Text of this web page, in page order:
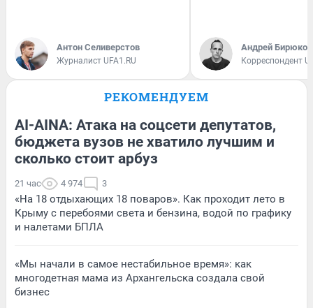
Антон Селиверстов
Журналист UFA1.RU
Андрей Бирюков
Корреспондент
РЕКОМЕНДУЕМ
AI-AINA: Атака на соцсети депутатов,
бюджета вузов не хватило лучшим и
сколько стоит арбуз
21 час 4 974 3
«На 18 отдыхающих 18 поваров». Как проходит лето в
Крыму с перебоями света и бензина, водой по графику
и налетами БПЛА
«Мы начали в самое нестабильное время»: как
многодетная мама из Архангельска создала свой
бизнес